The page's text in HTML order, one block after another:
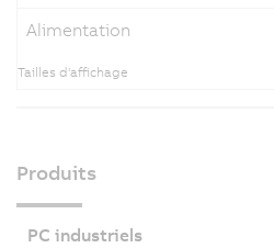
Tailles d'affichage
Alimentation
Produits
PC industriels